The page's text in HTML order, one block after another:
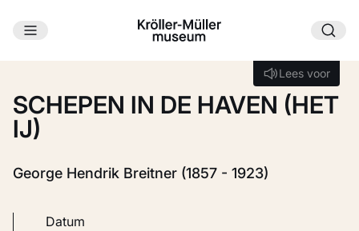
Ga naar hoofdinhoud
Lees voor
Lees voor
SCHEPEN IN DE HAVEN (HET
IJ)
George Hendrik Breitner (1857 - 1923)
Datum